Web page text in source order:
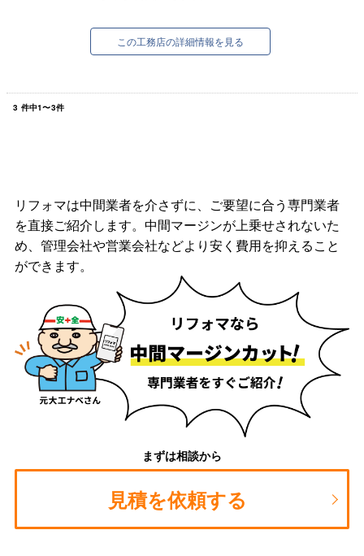
この工務店の詳細情報を見る
3 件中1〜3件
リフォマは中間業者を介さずに、ご要望に合う専門業者
を直接ご紹介します。中間マージンが上乗せされないた
め、管理会社や営業会社などより安く費用を抑えること
ができます。
まずは相談から
見積を依頼する